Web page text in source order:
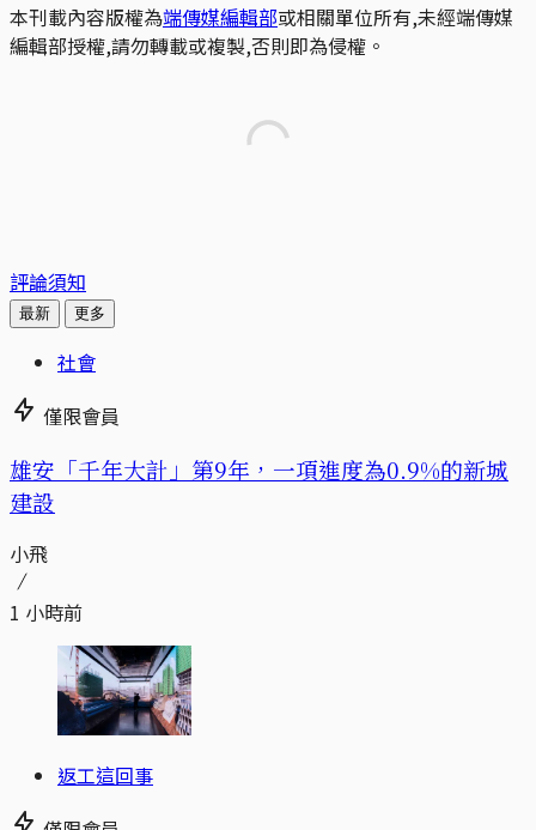
本刊載內容版權為端傳媒編輯部或相關單位所有,未經端傳媒
編輯部授權,請勿轉載或複製,否則即為侵權。
評論須知
最新 更多
社會
僅限會員
​​雄安「千年大計」第9年，一項進度為0.9%的新城
建設
小飛
1 小時前
返工這回事